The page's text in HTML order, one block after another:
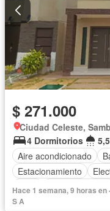
$ 271.000
Ciudad Celeste,
4 Dormitorios
Aire acondicionado
Estacionamiento
Patio
Área para niños
Seguridad
Hace 1 semana, 9 horas
S A